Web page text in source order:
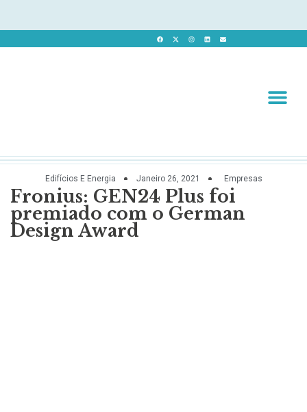
Edifícios E Energia Janeiro 26, 2021 Empresas
Fronius: GEN24 Plus foi
premiado com o German
Design Award